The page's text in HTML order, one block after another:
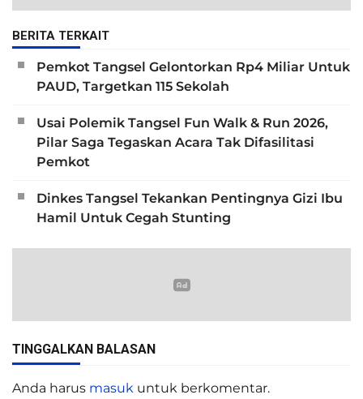
BERITA TERKAIT
Pemkot Tangsel Gelontorkan Rp4 Miliar Untuk
PAUD, Targetkan 115 Sekolah
Usai Polemik Tangsel Fun Walk & Run 2026,
Pilar Saga Tegaskan Acara Tak Difasilitasi
Pemkot
Dinkes Tangsel Tekankan Pentingnya Gizi Ibu
Hamil Untuk Cegah Stunting
TINGGALKAN BALASAN
Anda harus masuk untuk berkomentar.